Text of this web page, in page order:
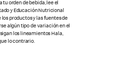
orden de bebida, lee el
y Educación Nutricional
los productos y las fuentes de
algún tipo de variación en el
los lineamientos Hala,
lo contrario.